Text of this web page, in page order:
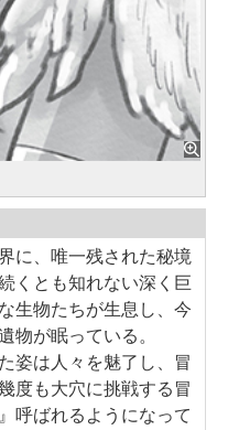
に、唯一残された秘境
くとも知れない深く巨
生物たちが生息し、今
物が眠っている。
姿は人々を魅了し、冒
度も大穴に挑戦する冒
呼ばれるようになって